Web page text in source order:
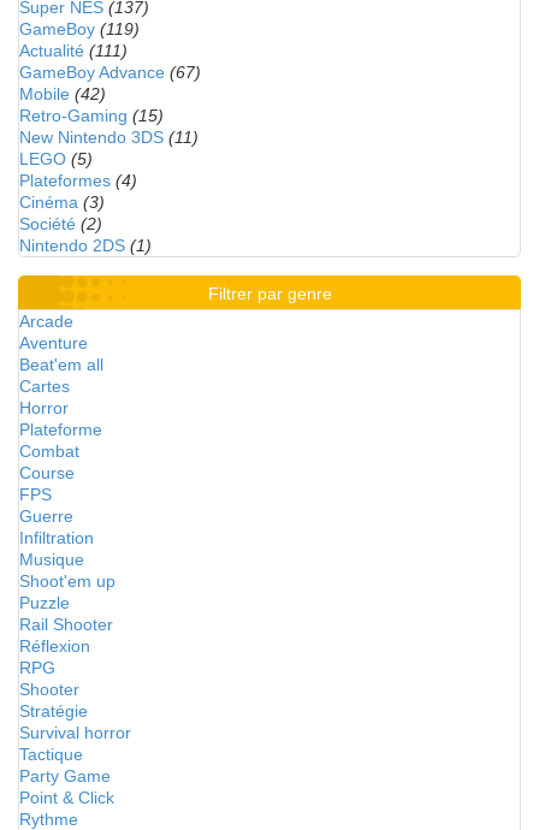
Super NES (137)
GameBoy (119)
Actualité (111)
GameBoy Advance (67)
Mobile (42)
Retro-Gaming (15)
New Nintendo 3DS (11)
LEGO (5)
Plateformes (4)
Cinéma (3)
Société (2)
Nintendo 2DS (1)
Filtrer par genre
Arcade
Aventure
Beat'em all
Cartes
Horror
Plateforme
Combat
Course
FPS
Guerre
Infiltration
Musique
Shoot'em up
Puzzle
Rail Shooter
Réflexion
RPG
Shooter
Stratégie
Survival horror
Tactique
Party Game
Point & Click
Rythme